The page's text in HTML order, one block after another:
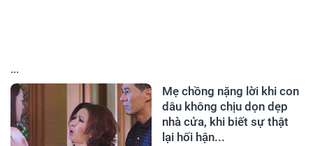
...
Mẹ chồng nặng lời khi con
dâu không chịu dọn dẹp
nhà cửa, khi biết sự thật
lại hối hận...